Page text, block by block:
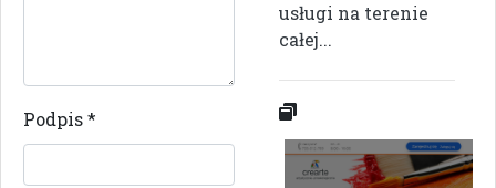
Podpis*
usługi na terenie
całej...